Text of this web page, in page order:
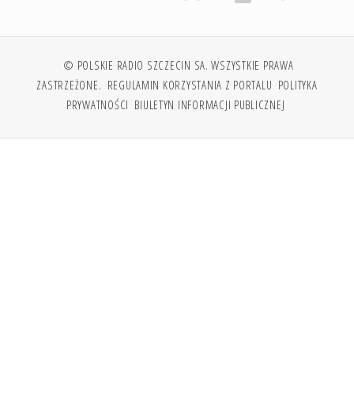
© POLSKIE RADIO SZCZECIN SA. WSZYSTKIE PRAWA
ZASTRZEŻONE. REGULAMIN KORZYSTANIA Z PORTALU POLITYKA
PRYWATNOŚCI BIULETYN INFORMACJI PUBLICZNEJ